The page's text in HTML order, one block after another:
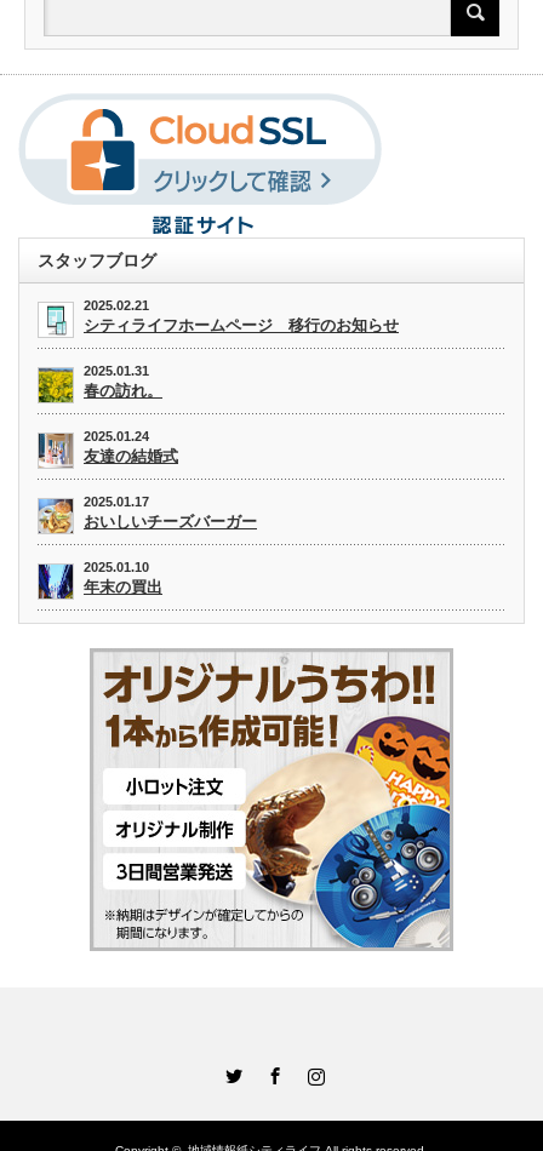
スタッフブログ
2025.02.21
シティライフホームページ 移行のお知らせ
2025.01.31
春の訪れ。
2025.01.24
友達の結婚式
2025.01.17
おいしいチーズバーガー
2025.01.10
年末の買出